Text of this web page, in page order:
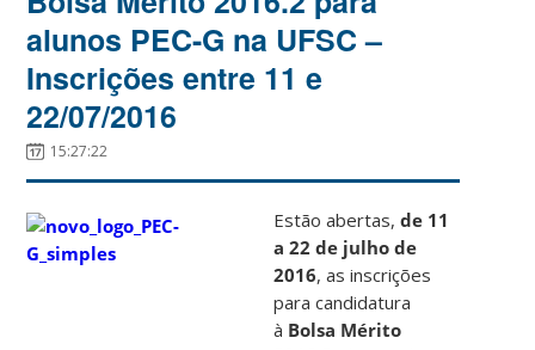
alunos PEC-G na UFSC –
Inscrições entre 11 e
22/07/2016
15:27:22
Estão abertas,de 11
a 22 de julho de
2016, as inscrições
para candidatura
à Bolsa Mérito